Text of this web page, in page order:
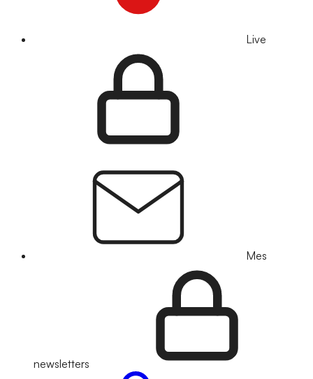
Live
Mes
newsletters